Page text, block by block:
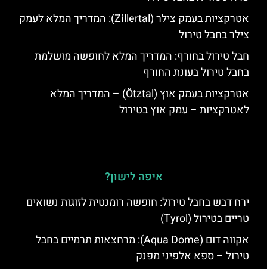
אטרקציות בעמק צילר (Zillertal): המדריך המלא לעמק
צילר בחבל טירול
חבל טירול בחורף: המדריך המלא לחופשה מושלמת
בחבל טירול בעונת החורף
אטרקציות בעמק אוץ (Ötztal) – המדריך המלא
לאטרקציות – עמק אוץ בטירול
איפה לישון?
ירח דבש בחבל טירול: חופשה רומנטית לזוגות נשואים
טריים בטירול (Tyrol)
אקווה דום (Aqua Dome): מרחצאות תרמיים בחבל
טירול – ספא אלפיני מפנק